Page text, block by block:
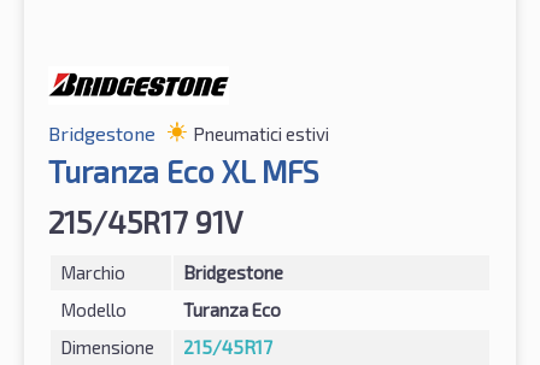
Bridgestone Pneumatici estivi
Turanza Eco XL MFS
215/45R17 91V
Marchio
Bridgestone
Modello
Turanza Eco
Dimensione
215/45R17